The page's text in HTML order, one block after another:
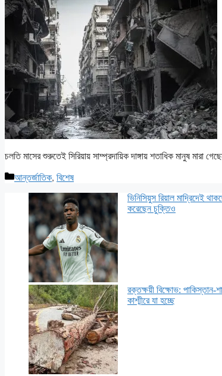
চলতি মাসের শুরুতেই সিরিয়ায় সাম্প্রদায়িক দাঙ্গায় শতাধিক মানুষ মারা
Categories
আন্তর্জাতিক, বিশেষ
ভিনিসিয়ুস রিয়াল মাদ্রিদেই
করেছেন চুক্তিও
রক্তক্ষয়ী বিক্ষোভ: পাকিস্তান-
কাশ্মীরে যা হচ্ছে